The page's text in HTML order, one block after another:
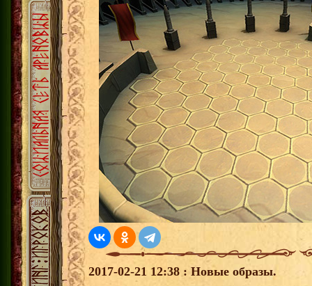
2017-02-21 12:38 : Новые образы.